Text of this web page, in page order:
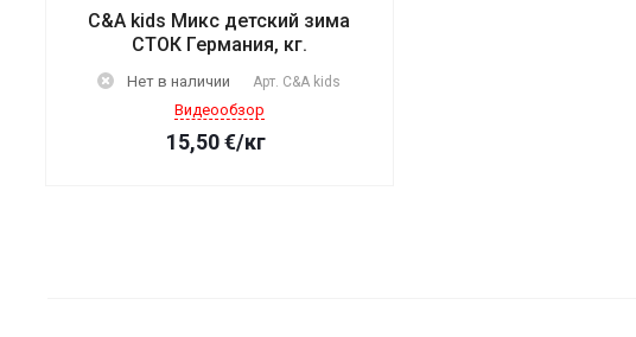
C&A kids Микс детский зима
СТОК Германия, кг.
Нет в наличии Арт. C&A kids
Видеообзор
15,50€/кг